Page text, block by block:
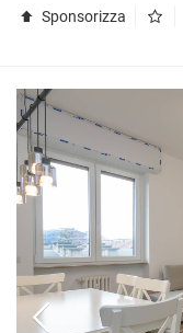
Sponsorizza